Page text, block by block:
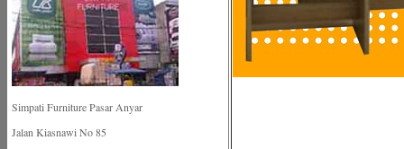
Simpati Furniture Pasar Anyar
Jalan Kiasnawi No 85